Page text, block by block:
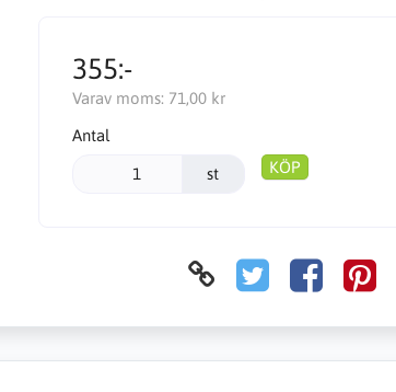
355:-
Varav moms: 71,00 kr
Antal
st KÖP